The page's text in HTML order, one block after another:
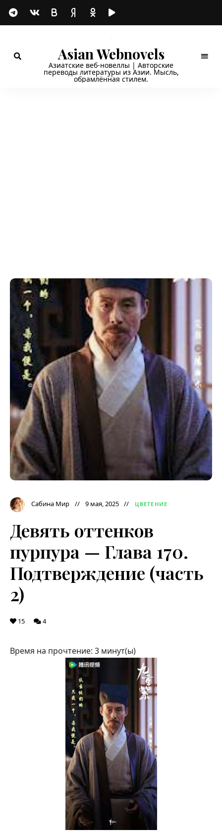
Asian Webnovels
Азиатские веб-новеллы | Авторские
переводы литературы из Азии. Мысль,
обрамлённая стилем.
Сабина Мир 9 мая, 2025 ЦВЕТЕНИЕ
Девять оттенков
пурпура — Глава 170.
Подтверждение (часть
2)
15 4
Время на прочтение: 3 минут(ы)